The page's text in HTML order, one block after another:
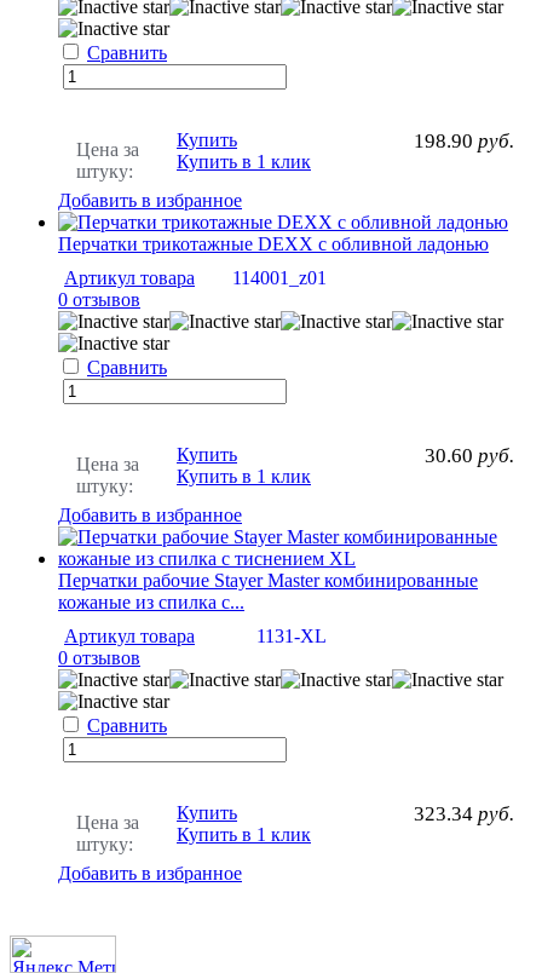
Сравнить
Цена за
штуку:
198.90 руб.
Купить
Купить в 1 клик
Добавить в избранное
Перчатки трикотажные DEXX с обливной ладонью
Артикул товара
114001_z01
0 отзывов
Сравнить
Цена за
штуку:
30.60 руб.
Купить
Купить в 1 клик
Добавить в избранное
Перчатки рабочие Stayer Master комбинированные
кожаные из спилка с...
Артикул товара
1131-XL
0 отзывов
Сравнить
Цена за
штуку:
323.34 руб.
Купить
Купить в 1 клик
Добавить в избранное